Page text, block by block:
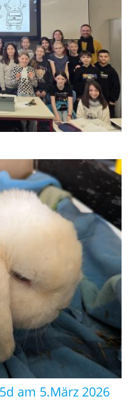
am 5.März 2026